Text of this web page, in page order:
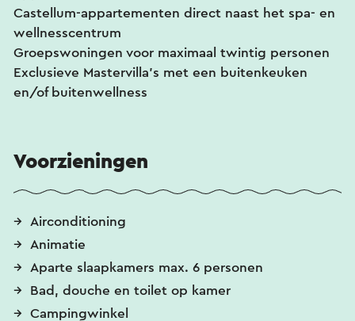
Castellum-appartementen direct naast het spa- en
wellnesscentrum
Groepswoningen voor maximaal twintig personen
Exclusieve Mastervilla's met een buitenkeuken
en/of buitenwellness
Voorzieningen
Airconditioning
Animatie
Aparte slaapkamers max. 6 personen
Bad, douche en toilet op kamer
Campingwinkel